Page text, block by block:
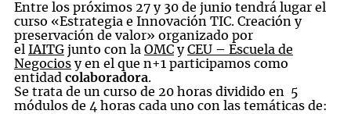
Entre los próximos 27 y 30 de junio tendrá lugar el
curso «Estrategia e Innovación TIC. Creación y
preservación de valor» organizado por
el
IAITG junto con la OMC yCEU – Escuela de
Negocios y en el que n+1 participamos como
entidad colaboradora.
Se trata de un curso de 20 horas dividido en 5
módulos de 4 horas cada uno con las temáticas de: